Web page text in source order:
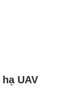
UAV